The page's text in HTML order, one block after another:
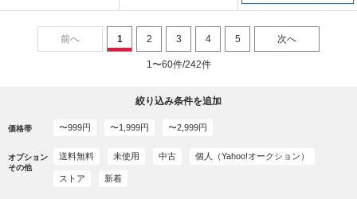
前へ 1 2 3 4 5 次へ
1〜60件/242件
絞り込み条件を追加
価格帯 〜999円 〜1,999円 〜2,999円
オプション
その他
送料無料 未使用 中古 個人（Yahoo!オークション）
ストア 新着